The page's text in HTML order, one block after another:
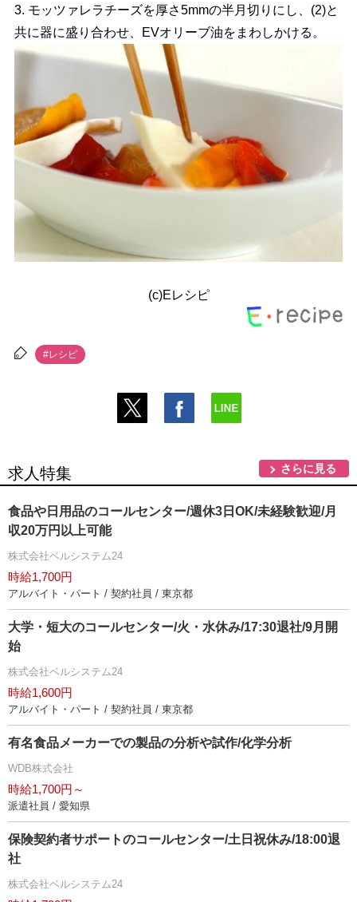
3. モッツァレラチーズを厚さ5mmの半月切りにし、(2)と
共に器に盛り合わせ、EVオリーブ油をまわしかける。
(c)Eレシピ
#レシピ
求人特集 さらに見る
食品や日用品のコールセンター/週休3日OK/未経験歓迎/月
収20万円以上可能
株式会社ベルシステム24
時給1,700円
アルバイト・パート / 契約社員 / 東京都
大学・短大のコールセンター/火・水休み/17:30退社/9月開
始
株式会社ベルシステム24
時給1,600円
アルバイト・パート / 契約社員 / 東京都
有名食品メーカーでの製品の分析や試作/化学分析
WDB株式会社
時給1,700円～
派遣社員 / 愛知県
保険契約者サポートのコールセンター/土日祝休み/18:00退
社
株式会社ベルシステム24